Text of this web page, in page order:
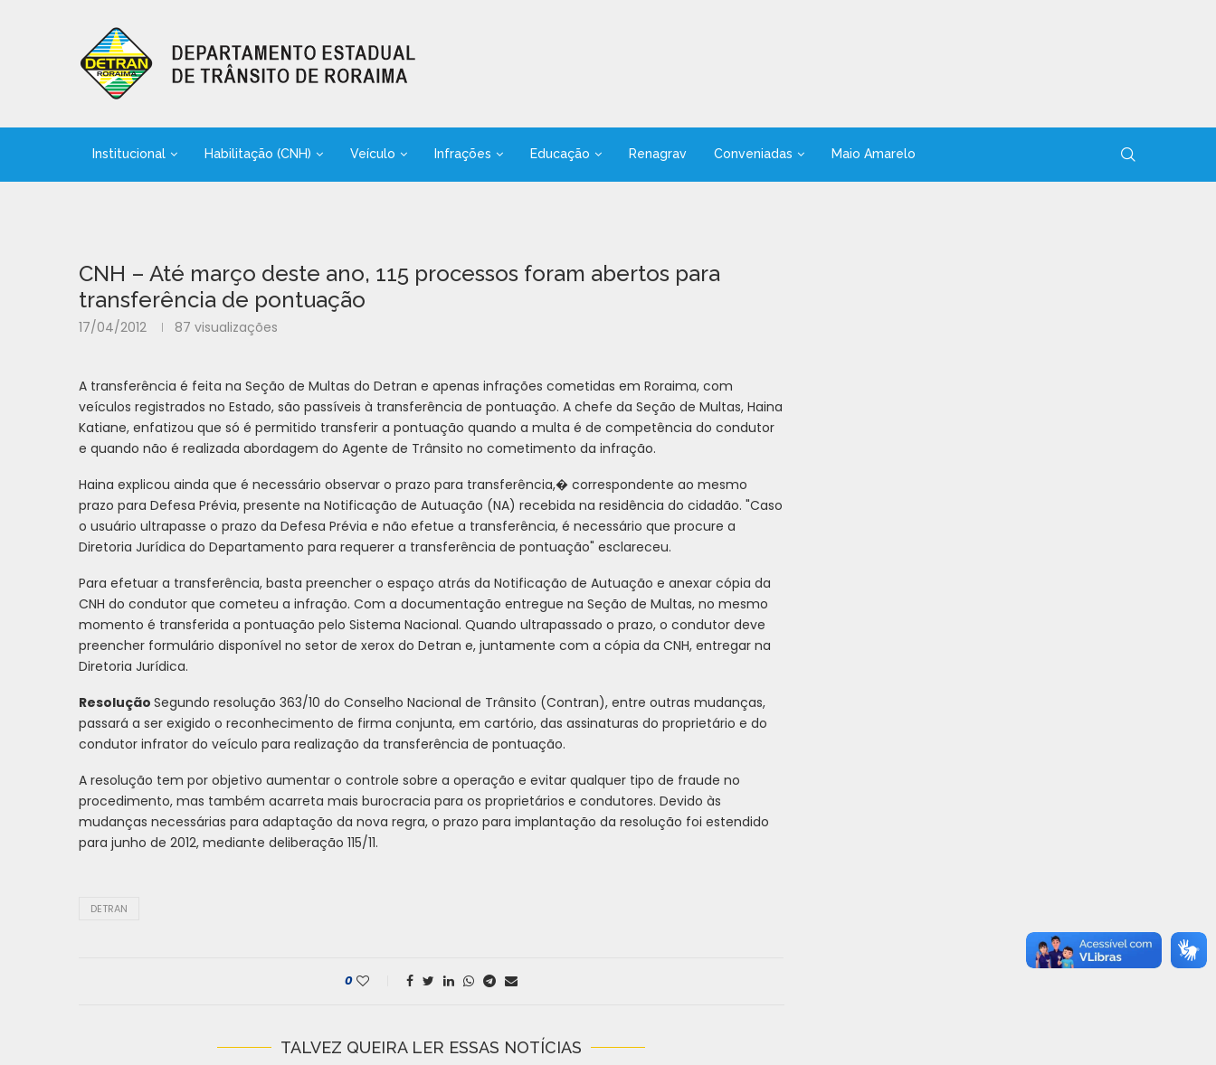
Institucional Habilitação (CNH) Veículo Infrações Educação Renagrav Conveniadas Maio Amarelo
CNH – Até março deste ano, 115 processos foram abertos para
transferência de pontuação
17/04/2012 87 visualizações
A transferência é feita na Seção de Multas do Detran e apenas infrações cometidas em Roraima, com
veículos registrados no Estado, são passíveis à transferência de pontuação. A chefe da Seção de Multas, Haina
Katiane, enfatizou que só é permitido transferir a pontuação quando a multa é de competência do condutor
e quando não é realizada abordagem do Agente de Trânsito no cometimento da infração.
Haina explicou ainda que é necessário observar o prazo para transferência,� correspondente ao mesmo
prazo para Defesa Prévia, presente na Notificação de Autuação (NA) recebida na residência do cidadão. "Caso
o usuário ultrapasse o prazo da Defesa Prévia e não efetue a transferência, é necessário que procure a
Diretoria Jurídica do Departamento para requerer a transferência de pontuação" esclareceu.
Para efetuar a transferência, basta preencher o espaço atrás da Notificação de Autuação e anexar cópia da
CNH do condutor que cometeu a infração. Com a documentação entregue na Seção de Multas, no mesmo
momento é transferida a pontuação pelo Sistema Nacional. Quando ultrapassado o prazo, o condutor deve
preencher formulário disponível no setor de xerox do Detran e, juntamente com a cópia da CNH, entregar na
Diretoria Jurídica.
Resolução Segundo resolução 363/10 do Conselho Nacional de Trânsito (Contran), entre outras mudanças,
passará a ser exigido o reconhecimento de firma conjunta, em cartório, das assinaturas do proprietário e do
condutor infrator do veículo para realização da transferência de pontuação.
A resolução tem por objetivo aumentar o controle sobre a operação e evitar qualquer tipo de fraude no
procedimento, mas também acarreta mais burocracia para os proprietários e condutores. Devido às
mudanças necessárias para adaptação da nova regra, o prazo para implantação da resolução foi estendido
para junho de 2012, mediante deliberação 115/11.
DETRAN
0
TALVEZ QUEIRA LER ESSAS NOTÍCIAS